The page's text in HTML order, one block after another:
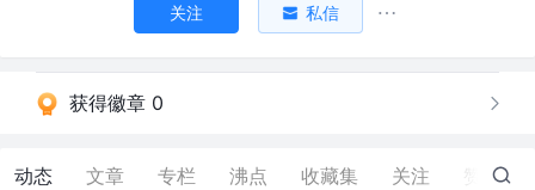
关注 私信
获得徽章 0
动态 文章 专栏 沸点 收藏集 关注 5